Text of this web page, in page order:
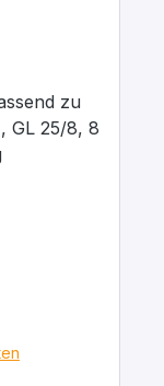
zu
GL 25/8, 8